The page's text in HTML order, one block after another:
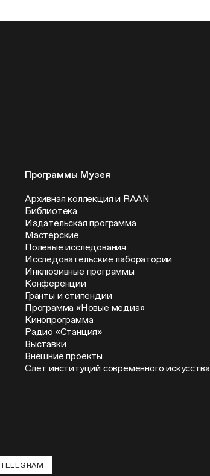
Программы Музея
Архивная коллекция и RAAN
Библиотека
Издательская программа
Мастерские
Полевые исследования
Исследовательские лаборатории
Инклюзивные программы
Конференции
Гранты и стипендии
Программа «Новые медиа»
Кинопрограмма
Радио «Станция»
Выставки
Внешние проекты
Слет институций современного искусства
TELEGRAM